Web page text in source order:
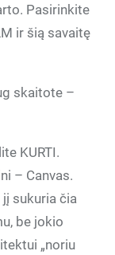
Pasirinkite
ir šią savaitę
skaitote –
KURTI.
– Canvas.
sukuria čia
be jokio
„noriu